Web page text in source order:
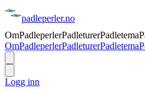
padleperler.no
OmPadleperlerPadleturerPadletema
OmPadleperlerPadleturerPadletema
Logg inn